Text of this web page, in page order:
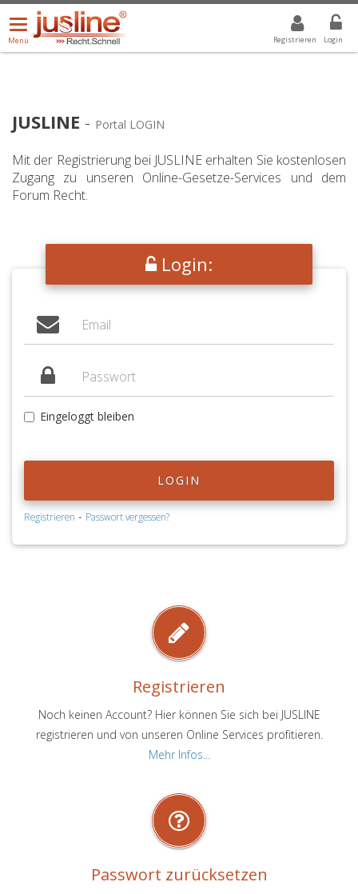
Registrieren Login
Menü
öffnen/schließen
Menü
ALLE DROPDOWN: GEWÄHLTER WERT IST ALLE
JUSLINE - Portal LOGIN
Mit der Registrierung bei JUSLINE erhalten Sie kostenlosen
Zugang zu unseren Online-Gesetze-Services und dem
Forum Recht.
Login:
Eingeloggt bleiben
LOGIN
Registrieren - Passwort vergessen?
Registrieren
Noch keinen Account? Hier können Sie sich bei JUSLINE
registrieren und von unseren Online Services profitieren.
Mehr Infos...
Passwort zurücksetzen